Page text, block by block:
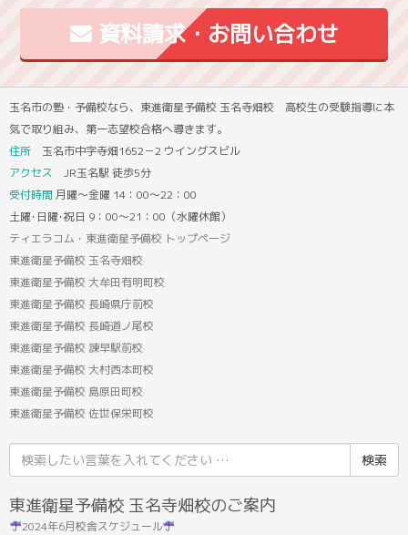
資料請求・お問い合わせ
玉名市の塾・予備校なら、東進衛星予備校 玉名寺畑校 高校生の受験指導に本
気で取り組み、第一志望校合格へ導きます。
住所 玉名市中字寺畑1652－2 ウイングスビル
アクセス JR玉名駅 徒歩5分
受付時間 月曜～金曜 14：00～22：00
土曜･日曜･祝日 9：00～21：00（水曜休館）
ティエラコム・東進衛星予備校 トップページ
東進衛星予備校 玉名寺畑校
東進衛星予備校 大牟田有明町校
東進衛星予備校 長崎県庁前校
東進衛星予備校 長崎道ノ尾校
東進衛星予備校 諫早駅前校
東進衛星予備校 大村西本町校
東進衛星予備校 島原田町校
東進衛星予備校 佐世保栄町校
索
結
果:
東進衛星予備校 玉名寺畑校のご案内
2024年6月校舎スケジュール